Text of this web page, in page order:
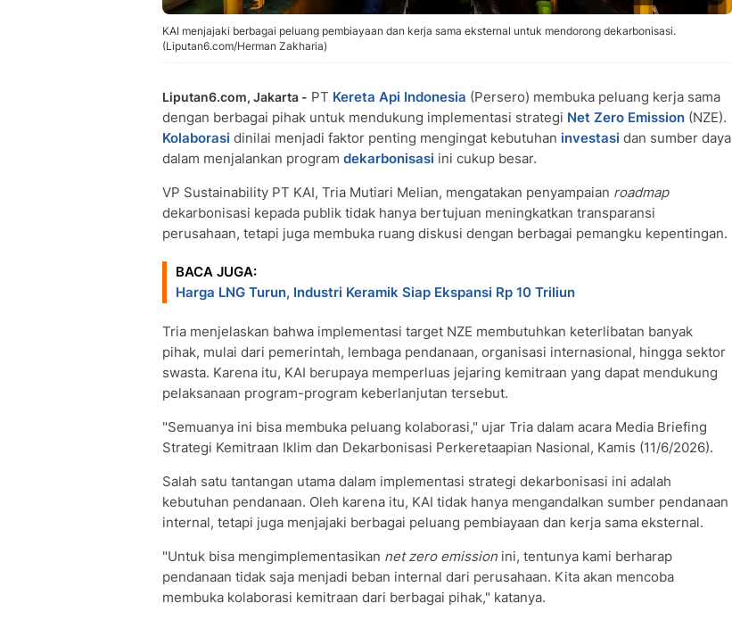
KAI menjajaki berbagai peluang pembiayaan dan kerja sama eksternal untuk mendorong dekarbonisasi.
(Liputan6.com/Herman Zakharia)
Liputan6.com, Jakarta - PT Kereta Api Indonesia (Persero) membuka peluang kerja sama
dengan berbagai pihak untuk mendukung implementasi strategi Net Zero Emission (NZE).
Kolaborasi dinilai menjadi faktor penting mengingat kebutuhan investasi dan sumber daya
dalam menjalankan program dekarbonisasi ini cukup besar.
VP Sustainability PT KAI, Tria Mutiari Melian, mengatakan penyampaian roadmap
dekarbonisasi kepada publik tidak hanya bertujuan meningkatkan transparansi
perusahaan, tetapi juga membuka ruang diskusi dengan berbagai pemangku kepentingan.
BACA JUGA:
Harga LNG Turun, Industri Keramik Siap Ekspansi Rp 10 Triliun
Tria menjelaskan bahwa implementasi target NZE membutuhkan keterlibatan banyak
pihak, mulai dari pemerintah, lembaga pendanaan, organisasi internasional, hingga sektor
swasta. Karena itu, KAI berupaya memperluas jejaring kemitraan yang dapat mendukung
pelaksanaan program-program keberlanjutan tersebut.
"Semuanya ini bisa membuka peluang kolaborasi," ujar Tria dalam acara Media Briefing
Strategi Kemitraan Iklim dan Dekarbonisasi Perkeretaapian Nasional, Kamis (11/6/2026).
Salah satu tantangan utama dalam implementasi strategi dekarbonisasi ini adalah
kebutuhan pendanaan. Oleh karena itu, KAI tidak hanya mengandalkan sumber pendanaan
internal, tetapi juga menjajaki berbagai peluang pembiayaan dan kerja sama eksternal.
"Untuk bisa mengimplementasikan net zero emission ini, tentunya kami berharap
pendanaan tidak saja menjadi beban internal dari perusahaan. Kita akan mencoba
membuka kolaborasi kemitraan dari berbagai pihak," katanya.